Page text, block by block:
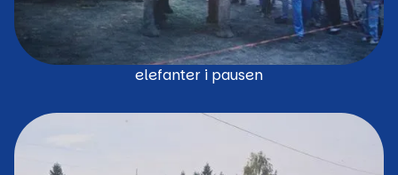
elefanter i pausen